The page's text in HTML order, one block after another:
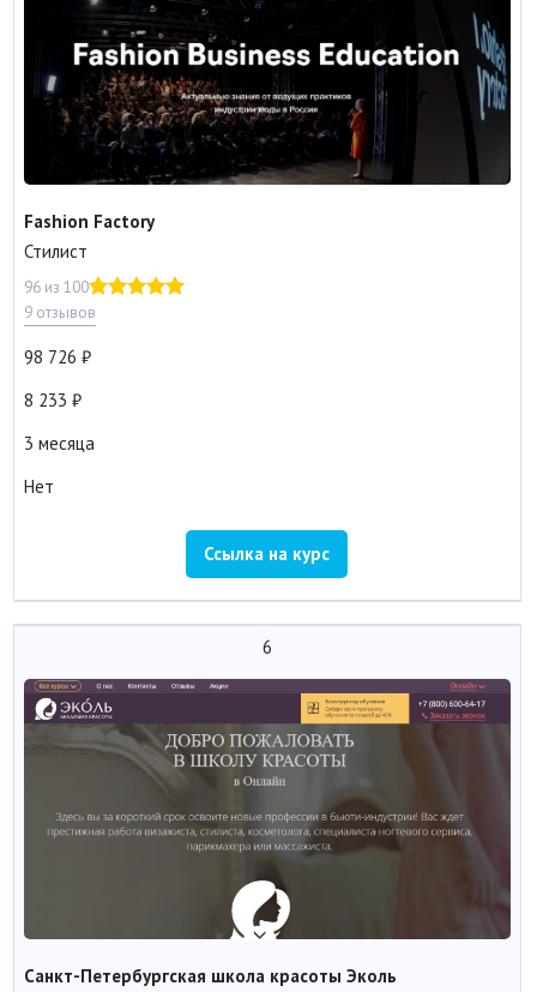
Fashion Factory
Стилист
96 из 100
9 отзывов
98 726
8 233
3 месяца
Нет
Ссылка на курс
6
Санкт-Петербургская школа красоты Эколь